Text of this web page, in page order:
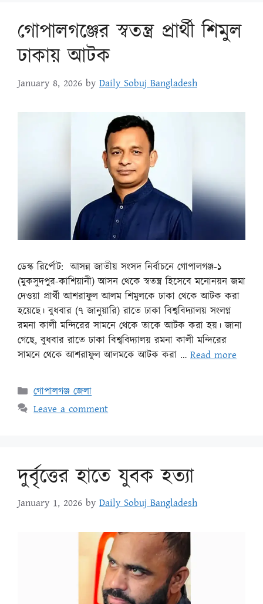
গোপালগঞ্জের স্বতন্ত্র প্রার্থী শিমুল
ঢাকায় আটক
January 8, 2026 by Daily Sobuj Bangladesh
ডেস্ক রির্পোট: আসন্ন জাতীয় সংসদ নির্বাচনে গোপালগঞ্জ-১
(মুকসুদপুর-কাশিয়ানী) আসন থেকে স্বতন্ত্র হিসেবে মনোনয়ন জমা
দেওয়া প্রার্থী আশরাফুল আলম শিমুলকে ঢাকা থেকে আটক করা
হয়েছে। বুধবার (৭ জানুয়ারি) রাতে ঢাকা বিশ্ববিদ্যালয় সংলগ্ন
রমনা কালী মন্দিরের সামনে থেকে তাকে আটক করা হয়। জানা
গেছে, বুধবার রাতে ঢাকা বিশ্ববিদ্যালয় রমনা কালী মন্দিরের
সামনে থেকে আশরাফুল আলমকে আটক করা … Read more
গোপালগঞ্জ জেলা
Leave a comment
দুর্বৃত্তের হাতে যুবক হত্যা
January 1, 2026 by Daily Sobuj Bangladesh